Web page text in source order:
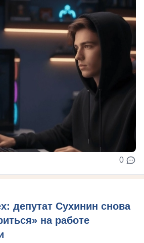
0
депутат Сухинин снова
на работе